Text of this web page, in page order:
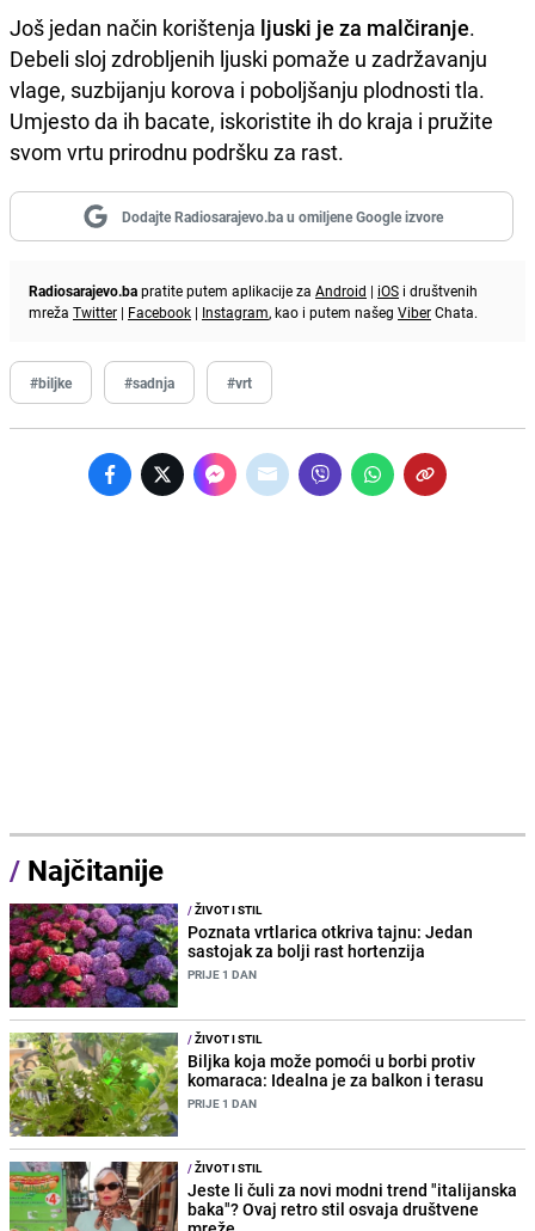
Još jedan način korištenja ljuski je za malčiranje.
Debeli sloj zdrobljenih ljuski pomaže u zadržavanju
vlage, suzbijanju korova i poboljšanju plodnosti tla.
Umjesto da ih bacate, iskoristite ih do kraja i pružite
svom vrtu prirodnu podršku za rast.
Dodajte Radiosarajevo.ba u omiljene Google izvore
Radiosarajevo.bapratite putem aplikacije za Android | iOS i društvenih
mreža Twitter | Facebook | Instagram, kao i putem našeg ViberChata.
#biljke #sadnja #vrt
/ Najčitanije
/ŽIVOT I STIL
Poznata vrtlarica otkriva tajnu: Jedan
sastojak za bolji rast hortenzija
PRIJE 1 DAN
/ŽIVOT I STIL
Biljka koja može pomoći u borbi protiv
komaraca: Idealna je za balkon i terasu
PRIJE 1 DAN
/ŽIVOT I STIL
Jeste li čuli za novi modni trend "italijanska
baka"? Ovaj retro stil osvaja društvene